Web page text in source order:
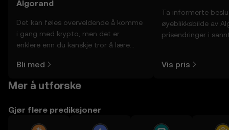
Algorand
Det kan føles overveldende å komme
i gang med krypto, men det er
enklere enn du kanskje tror å lære
Kom i gang med reisen din på OKX-
Bli med
Ta informerte
øyeblikksbilde av
prisendringer i
Vis pris
Mer å utforske
Gjør flere prediksjoner